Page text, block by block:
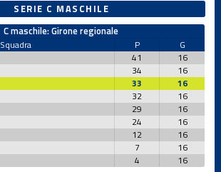
SERIE C MASCHILE
C maschile: Girone regionale
Squadra P
G
41
16
34
16
33
16
32
16
29
16
24
16
12
16
7
16
4 16